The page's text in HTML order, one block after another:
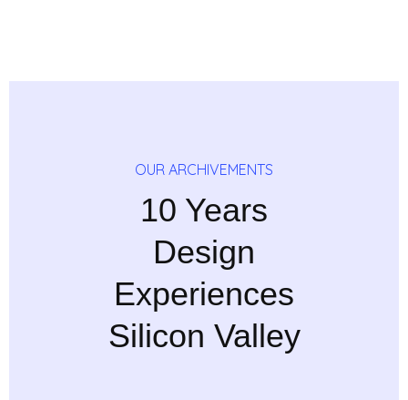
OUR ARCHIVEMENTS
10 Years
Design
Experiences
Silicon Valley